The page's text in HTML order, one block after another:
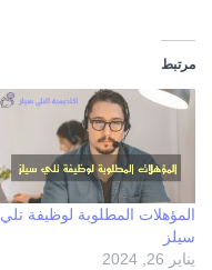
مرتبط
المؤهلات المطلوبة لوظيفة تلي
سيلز
يناير 26, 2024